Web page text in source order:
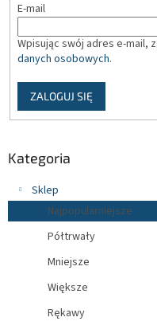
E-mail
Wpisując swój adres e-mail,
danych osobowych.
ZALOGUJ SIĘ
Kategoria
Sklep
Najpopularniejsze
Półtrwały
Mniejsze
Większe
Rękawy